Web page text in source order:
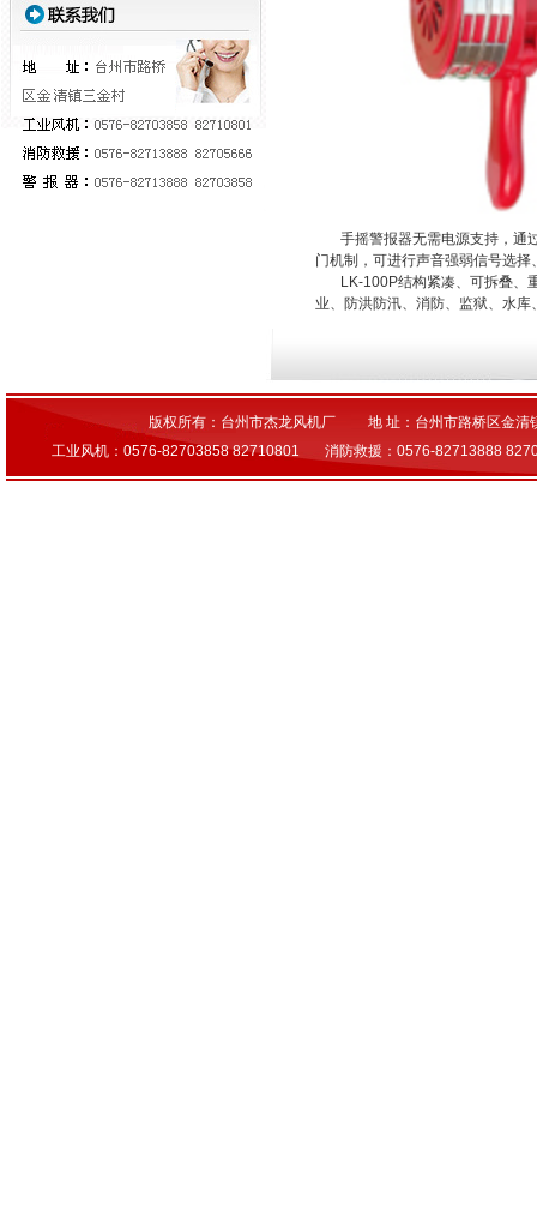
手摇警报器无需电源支持，通过
门机制，可进行声音强弱信号选
LK-100P结构紧凑、可拆叠、重
业、防洪防汛、消防、监狱、水库
版权所有：台州市杰龙风机厂 地 址：台州市路桥区金清
工业风机：0576-82703858 82710801 消防救援：0576-82713888